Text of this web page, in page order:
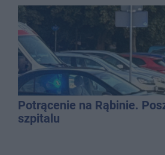
Potrącenie na Rąbinie.
szpitalu